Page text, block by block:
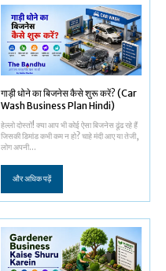
गाड़ी धोने का बिजनेस कैसे शुरू करें? (Car
Wash Business Plan Hindi)
हेल्लो दोस्तों! क्या आप भी कोई ऐसा बिजनेस ढूंढ रहे हैं
जिसकी डिमांड कभी कम न हो? चाहे मंदी आए या तेजी,
लोग अपनी...
और अधिक पढ़ें